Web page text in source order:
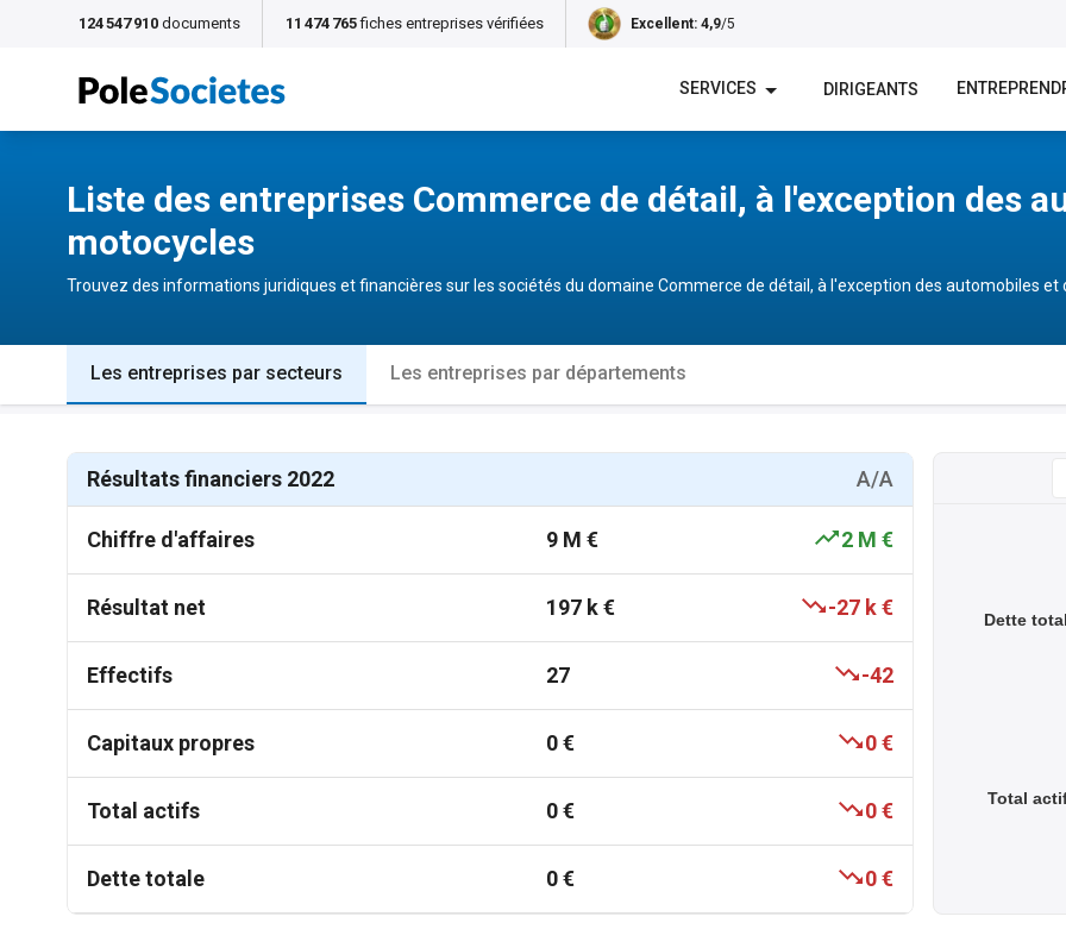
124 547 910 documents 11 474 765 fiches entreprises vérifiées Excellent: 4,9/5
SERVICES DIRIGEANTS
Liste des entreprises Commerce de détail, à l'exception des
motocycles
Trouvez des informations juridiques et financières sur les sociétés du domaine Commerce de détail, à l'exception des automobiles et
Les entreprises par secteurs Les entreprises par départements
Résultats financiers 2022 A/A
Chiffre d'affaires 9 M € 2 M €
Résultat net 197 k € -27 k €
Effectifs 27 -42
Capitaux propres 0 € 0 €
Total actifs 0 € 0 €
Dette totale 0 € 0 €
Total
Dette